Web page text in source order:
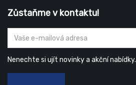
Zůstaňme v kontaktu!
Nenechte si ujít novinky a akční nabídky.